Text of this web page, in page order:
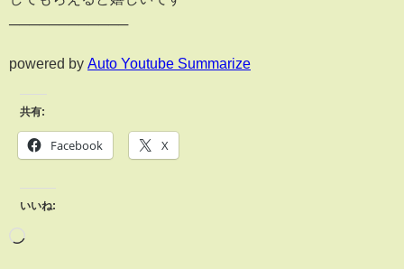
────────────
powered by Auto Youtube Summarize
共有:
Facebook X
いいね: